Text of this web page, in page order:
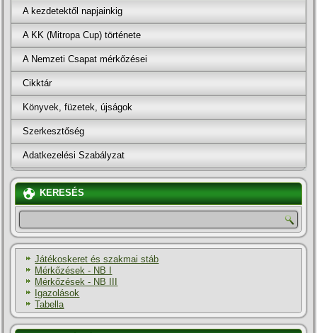
A kezdetektől napjainkig
A KK (Mitropa Cup) története
A Nemzeti Csapat mérkőzései
Cikktár
Könyvek, füzetek, újságok
Szerkesztőség
Adatkezelési Szabályzat
KERESÉS
Játékoskeret és szakmai stáb
Mérkőzések - NB I
Mérkőzések - NB III
Igazolások
Tabella